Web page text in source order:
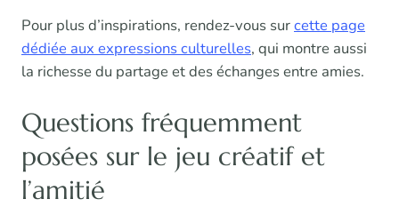
Pour plus d’inspirations, rendez-vous surcette page
dédiée aux expressions culturelles, qui montre aussi
la richesse du partage et des échanges entre amies.
Questions fréquemment
posées sur le jeu créatif et
l’amitié